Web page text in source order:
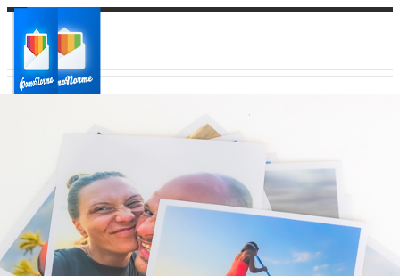
Ваш регион доставки
Выберите из списка: